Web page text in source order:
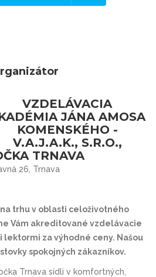
VZDELÁVACIA
JÁNA AMOSA
KOMENSKÉHO -
V.A.J.A.K., S.R.O.,
TRNAVA
26, Trnava
trhu v oblasti celoživotného
Vám akreditované vzdelávacie
lektormi za výhodné ceny. Našou
spokojných zákazníkov.
Trnava sídli v komfortných,